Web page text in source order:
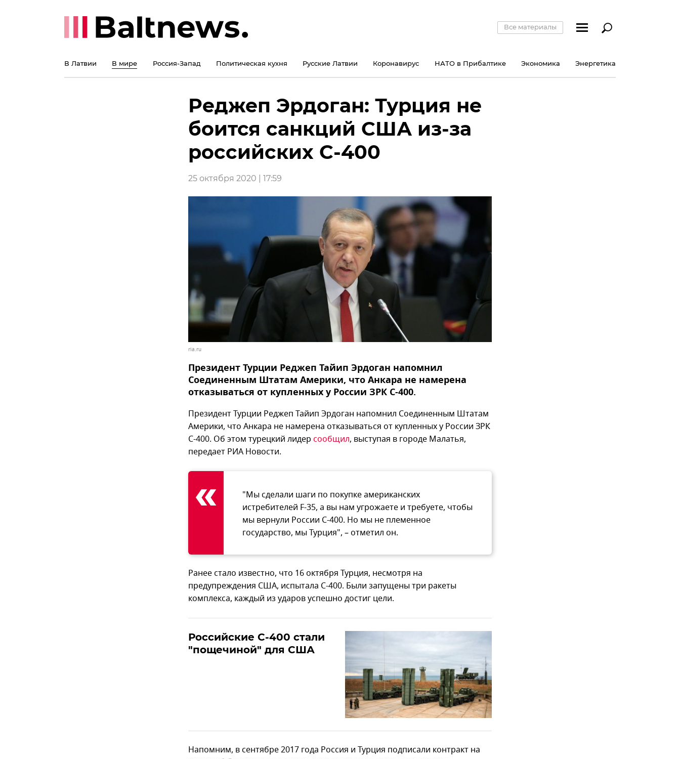
Все материалы
В Латвии В мире Россия-Запад Политическая кухня Русские Латвии Коронавирус НАТО в Прибалтике Экономика Энергетика
Реджеп Эрдоган: Турция не
боится санкций США из-за
российских С-400
25 октября 2020 | 17:59
ria.ru
Президент Турции Реджеп Тайип Эрдоган напомнил
Соединенным Штатам Америки, что Анкара не намерена
отказываться от купленных у России ЗРК С-400.
Президент Турции Реджеп Тайип Эрдоган напомнил Соединенным Штатам
Америки, что Анкара не намерена отказываться от купленных у России ЗРК
С-400. Об этом турецкий лидер сообщил, выступая в городе Малатья,
передает РИА Новости.
"Мы сделали шаги по покупке американских
истребителей F-35, а вы нам угрожаете и требуете, чтобы
мы вернули России С-400. Но мы не племенное
государство, мы Турция", – отметил он.
Ранее стало известно, что 16 октября Турция, несмотря на
предупреждения США, испытала С-400. Были запущены три ракеты
комплекса, каждый из ударов успешно достиг цели.
Российские С-400 стали
"пощечиной" для США
Напомним, в сентябре 2017 года Россия и Турция подписали контракт на